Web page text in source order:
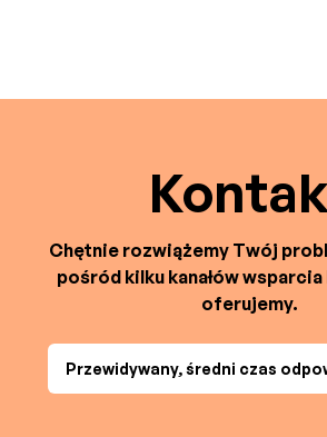
Chętnie rozwiążemy Twój
pośród kilku kanałów
oferujemy.
Przewidywany, średni czas